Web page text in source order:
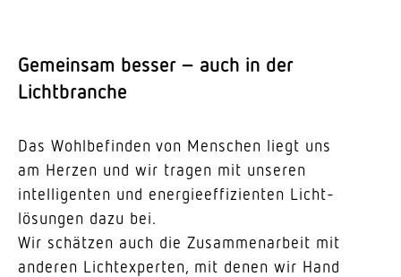
Gemeinsam besser – auch in der
Lichtbranche
Das Wohl­be­finden von Menschen liegt uns
am Herzen und wir tragen mit unseren
intel­li­genten und ener­gie­ef­fi­zi­enten Licht­
lö­sungen dazu bei.
Wir schätzen auch die Zusam­men­arbeit mit
anderen Licht­ex­perten, mit denen wir Hand